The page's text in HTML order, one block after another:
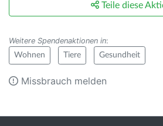
Teile diese
Weitere Spendenaktionen in:
Wohnen Tiere Gesundheit
Missbrauch melden